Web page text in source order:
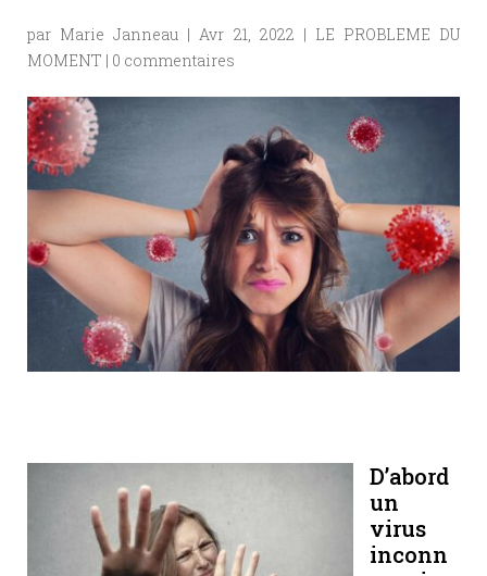
par Marie Janneau |Avr 21, 2022 | LE PROBLEME DU
MOMENT | 0 commentaires
D’abord
un
virus
inconn